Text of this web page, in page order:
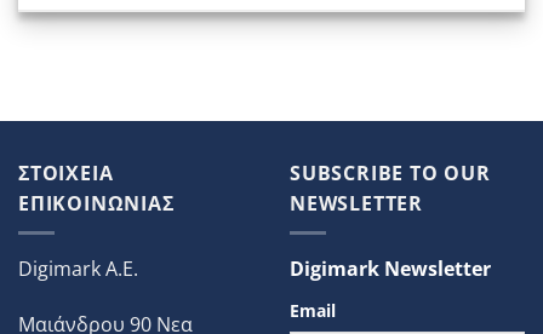
ΣΤΟΙΧΕΙΑ
ΕΠΙΚΟΙΝΩΝΙΑΣ
Digimark A.E.
Μαιάνδρου 90 Νεα
SUBSCRIBE TO OUR
NEWSLETTER
Digimark Newsletter
Email